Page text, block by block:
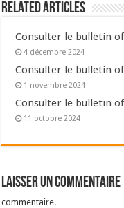
Related Articles
Consulter le bulletin
4 décembre 2024
Consulter le bulletin
1 novembre 2024
Consulter le bulletin
11 octobre 2024
Laisser un commentaire
commentaire.